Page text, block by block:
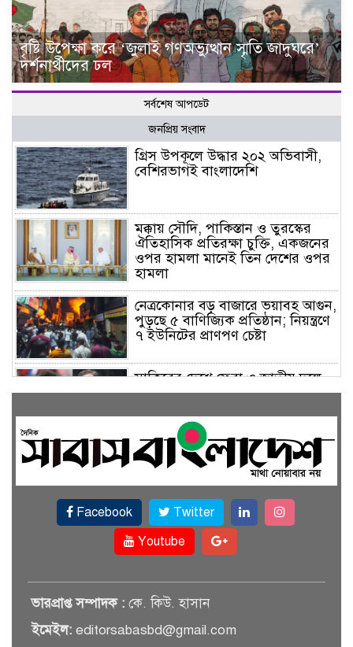
বৃষ্টি উপেক্ষা করে ‘জুলাই গণঅভ্যুত্থান স্মৃতি জাদুঘরে’
দর্শনার্থীদের ঢল
সর্বশেষ আপডেট
জনপ্রিয় সংবাদ
গ্রিস উপকূলে উদ্ধার ২০২ অভিবাসী,
বেশিরভাগই বাংলাদেশি
মক্কায় সৌদি, পাকিস্তান ও তুরস্কের
ঐতিহাসিক প্রতিরক্ষা চুক্তি, একজনের
ওপর হামলা মানেই তিন দেশের ওপর
হামলা
নেত্রকোনার বড় বাজারে ভয়াবহ আগুন,
পুড়ছে ৫ বাণিজ্যিক প্রতিষ্ঠান; নিয়ন্ত্রণে
৭ ইউনিটের প্রাণপণ চেষ্টা
সাকিবের দেশে ফেরা ও জাতীয় দলে
ফেরার সম্ভাবনা নেই, ইঙ্গিত ক্রীড়া
ফেসবুকে যুক্ত হলো বিকাশ, সহজ
হলো ডিজিটাল পেমেন্ট
বৃষ্টি উপেক্ষা করে ‘জুলাই গণঅভ্যুত্থান
স্মৃতি জাদুঘরে’ দর্শনার্থীদের ঢল
সেমিকন্ডাক্টর খাতে সুখবর, আসছে
বিশেষ প্রণোদনা
Facebook
Twitter
Youtube
ভারপ্রাপ্ত সম্পাদক : কে. কিউ. হাসান
ইমেইল: editorsabasbd@gmail.com